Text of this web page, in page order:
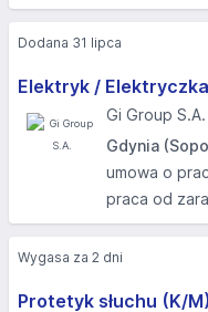
Elektryk /
Gi Group S.A.
Gdynia
umowa o
praca od
Dodana 31 lipca
Protetyk słuchu (K/M)
Wygasa za 2 dni